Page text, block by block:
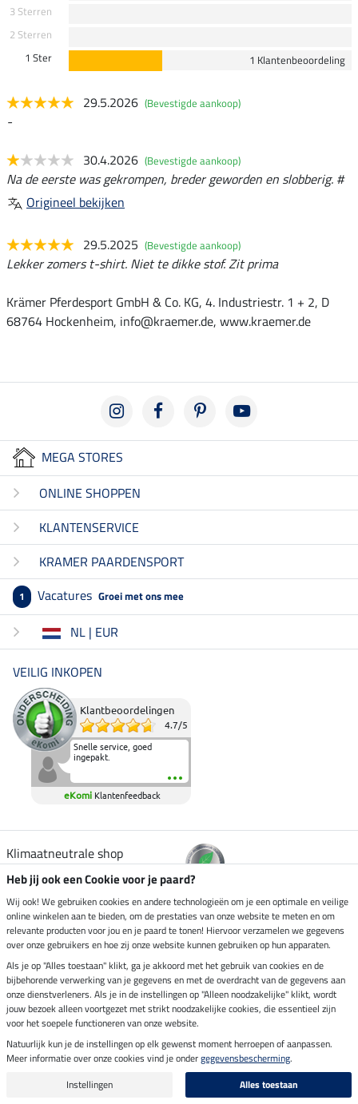
3 Sterren
2 Sterren
1 Ster
1 Klantenbeoordeling
29.5.2026 (Bevestigde aankoop)
-
30.4.2026 (Bevestigde aankoop)
Na de eerste was gekrompen, breder geworden en slobberig. #
Origineel bekijken
29.5.2025 (Bevestigde aankoop)
Lekker zomers t-shirt. Niet te dikke stof. Zit prima
Krämer Pferdesport GmbH & Co. KG, 4. Industriestr. 1 + 2, D
68764 Hockenheim, info@kraemer.de, www.kraemer.de
MEGA STORES
ONLINE SHOPPEN
KLANTENSERVICE
KRAMER PAARDENSPORT
1 Vacatures Groei met ons mee
NL | EUR
VEILIG INKOPEN
Klantbeoordelingen
4.7/5
Snelle service, goed
ingepakt.
eKomi Klantenfeedback
Klimaatneutrale shop
Verzending per
Veilig betalen met
Impressum
Laatste update op 07.08.2026 om 07:03 uur
Alle prijzen in euro's, incl. BTW, excl. verzendkosten.
Heb jij ook een Cookie voor je paard?
Wij ook! We gebruiken cookies en andere technologieën om je een optimale en veilige
online winkelen aan te bieden, om de prestaties van onze website te meten en om
relevante producten voor jou en je paard te tonen! Hiervoor verzamelen we gegevens
over onze gebruikers en hoe zij onze website kunnen gebruiken op hun apparaten.
Als je op "Alles toestaan" klikt, ga je akkoord met het gebruik van cookies en de
bijbehorende verwerking van je gegevens en met de overdracht van de gegevens aan
onze dienstverleners. Als je in de instellingen op "Alleen noodzakelijke" klikt, wordt
jouw bezoek alleen voortgezet met strikt noodzakelijke cookies, die essentieel zijn
voor het soepele functioneren van onze website.
Natuurlijk kun je de instellingen op elk gewenst moment herroepen of aanpassen.
Meer informatie over onze cookies vind je ondergegevensbescherming.
Instellingen
Alles toestaan